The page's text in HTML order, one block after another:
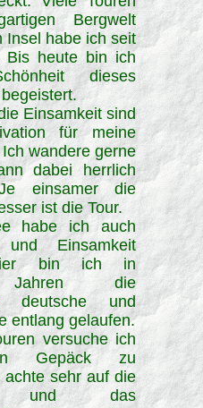
Bergwelt
Insel habe ich seit
Bis heute bin ich
dieses
Einsamkeit sind
für meine
wandere gerne
dabei herrlich
einsamer die
ist die Tour.
habe ich auch
Einsamkeit
bin ich in
Jahren die
deutsche und
entlang gelaufen.
versuche ich
Gepäck zu
achte sehr auf die
und das